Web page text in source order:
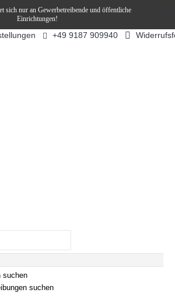
sich nur an Gewerbetreibende und öffentliche
Einrichtungen!
+49 9187 909940
suchen
suchen